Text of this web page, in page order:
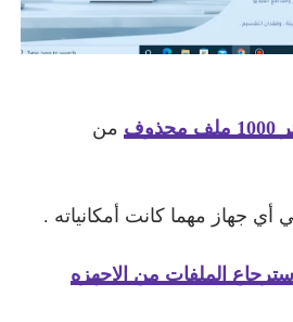
من
جهاز مهما كانت أمكانياته .
أسترجاع الملفات من الاجهزه